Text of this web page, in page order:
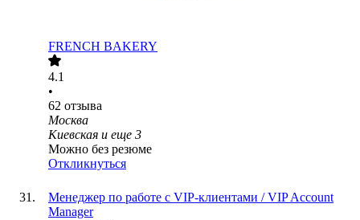
FRENCH BAKERY
4.1
•
62 отзыва
Москва
Киевская и еще 3
Можно без резюме
Откликнуться
Менеджер по работе с VIP-клиентами / VIP Account
Manager